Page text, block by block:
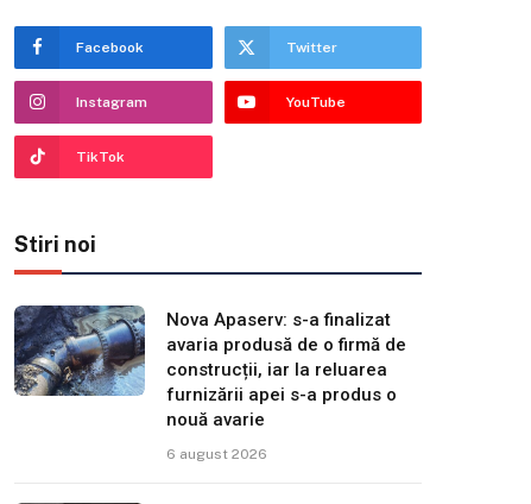
Facebook Twitter
Instagram YouTube
TikTok
Stiri noi
Nova Apaserv: s-a finalizat
avaria produsă de o firmă de
construcții, iar la reluarea
furnizării apei s-a produs o
nouă avarie
6 august 2026